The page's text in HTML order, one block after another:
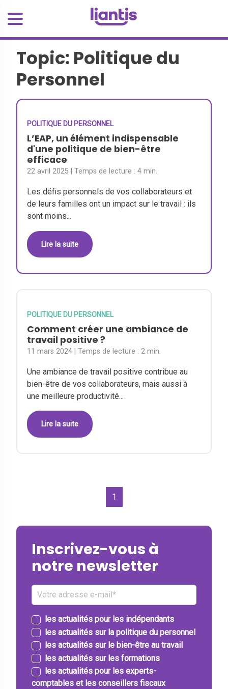
Topic: Politique du
Personnel
POLITIQUE DU PERSONNEL
L’EAP, un élément indispensable
d'une politique de bien-être
efficace
22 avril 2025 | Temps de lecture :4 min.
Les défis personnels de vos collaborateurs et
de leurs familles ont un impact sur le travail : ils
sont moins...
Lire la suite
POLITIQUE DU PERSONNEL
Comment créer une ambiance de
travail positive ?
11 mars 2024 | Temps de lecture :2 min.
Une ambiance de travail positive contribue au
bien-être de vos collaborateurs, mais aussi à
une meilleure productivité...
Lire la suite
1
Inscrivez-vous à
notre newsletter
les actualités pour les indépendants
les actualités sur la politique du personnel
les actualités sur le bien-être au travail
les actualités sur les formations
les actualités pour les experts-
comptables et les conseillers fiscaux